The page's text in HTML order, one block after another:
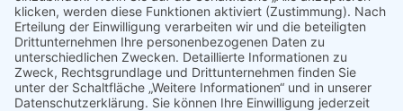
Diese E-Mail-Adresse ist vor Spambots geschützt! Zur
Anzeige muss JavaScript eingeschaltet sein.
+49 176 20674343